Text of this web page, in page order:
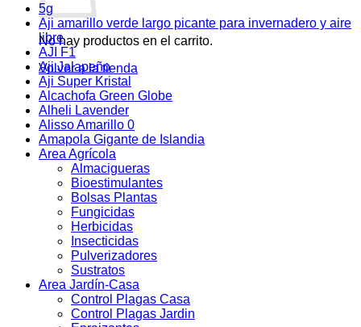
No hay productos en el carrito.
Volver a la tienda
5g
Aji amarillo verde largo picante para invernadero y aire
libre
AJI F1
Aji Jalapeño
Aji Super Kristal
Alcachofa Green Globe
Alheli Lavender
Alisso Amarillo 0
Amapola Gigante de Islandia
Area Agrícola
Almacigueras
Bioestimulantes
Bolsas Plantas
Fungicidas
Herbicidas
Insecticidas
Pulverizadores
Sustratos
Area Jardín-Casa
Control Plagas Casa
Control Plagas Jardin